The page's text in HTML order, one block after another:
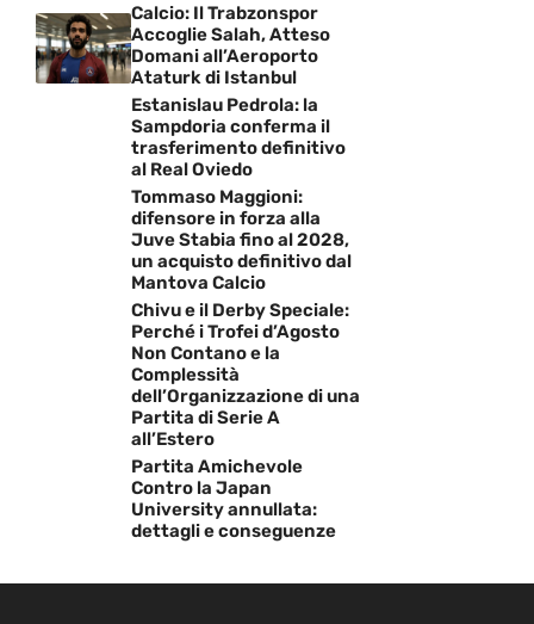
Calcio: Il Trabzonspor
Accoglie Salah, Atteso
Domani all’Aeroporto
Ataturk di Istanbul
Estanislau Pedrola: la
Sampdoria conferma il
trasferimento definitivo
al Real Oviedo
Tommaso Maggioni:
difensore in forza alla
Juve Stabia fino al 2028,
un acquisto definitivo dal
Mantova Calcio
Chivu e il Derby Speciale:
Perché i Trofei d’Agosto
Non Contano e la
Complessità
dell’Organizzazione di una
Partita di Serie A
all’Estero
Partita Amichevole
Contro la Japan
University annullata:
dettagli e conseguenze